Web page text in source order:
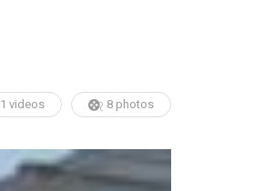
1 videos 8 photos